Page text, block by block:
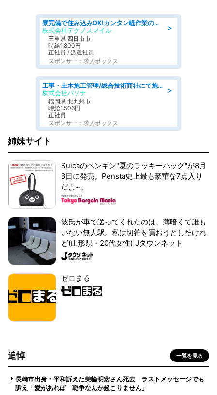
＞
寮完備で住み込みOK!カンタン軽作業のお仕事 denso aichi
株式会社テクノスマイル
三重県 四日市市
時給1,800円
正社員 / 派遣社員
スポンサー：求人ボックス
＞
工事・土木施工管理/総合技術商社にて施工管理のお仕事/即日勤務可/車通勤可/工事・土木施工管理/生産・品質管理
株式会社パソナ
福岡県 北九州市
時給1,506円
正社員
スポンサー：求人ボックス
姉妹サイト
Suicaのペンギン"夏のラッキーバッグ"が8月
8日に発売。Pensta史上最も豪華な7点入り
だよ~。
彼氏が車で送ってくれたのは、薄暗くて誰も
いない無人駅。私は切符を買おうとしたけれ
ど(山形県・20代女性)|Jタウンネット
ゼロまる
追悼 一覧を見る
長崎市出身・平和訴えた美輪明宏さん死去 ラストメッセージでも
訴え「愛があれば 戦争なんか起こりません」